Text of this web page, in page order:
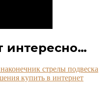
интересно…